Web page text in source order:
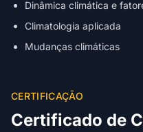
Dinâmica climática e
Climatologia aplicada
Mudanças climáticas
CERTIFICAÇÃO
Certificado de